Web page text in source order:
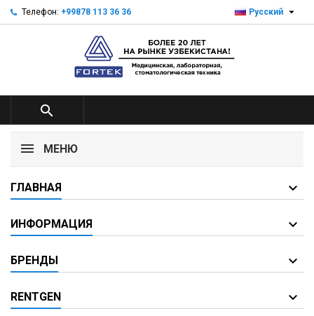
Телефон: +99878 113 36 36 Русский 

МЕНЮ
ГЛАВНАЯ
ИНФОРМАЦИЯ
БРЕНДЫ
RENTGEN